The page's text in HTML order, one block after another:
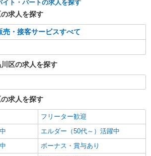
ト・パートの求人を探す
求人を探す
売・接客サービスすべて
区の求人を探す
求人を探す
フリーター歓迎
エルダー（50代～）活躍中
ボーナス・賞与あり